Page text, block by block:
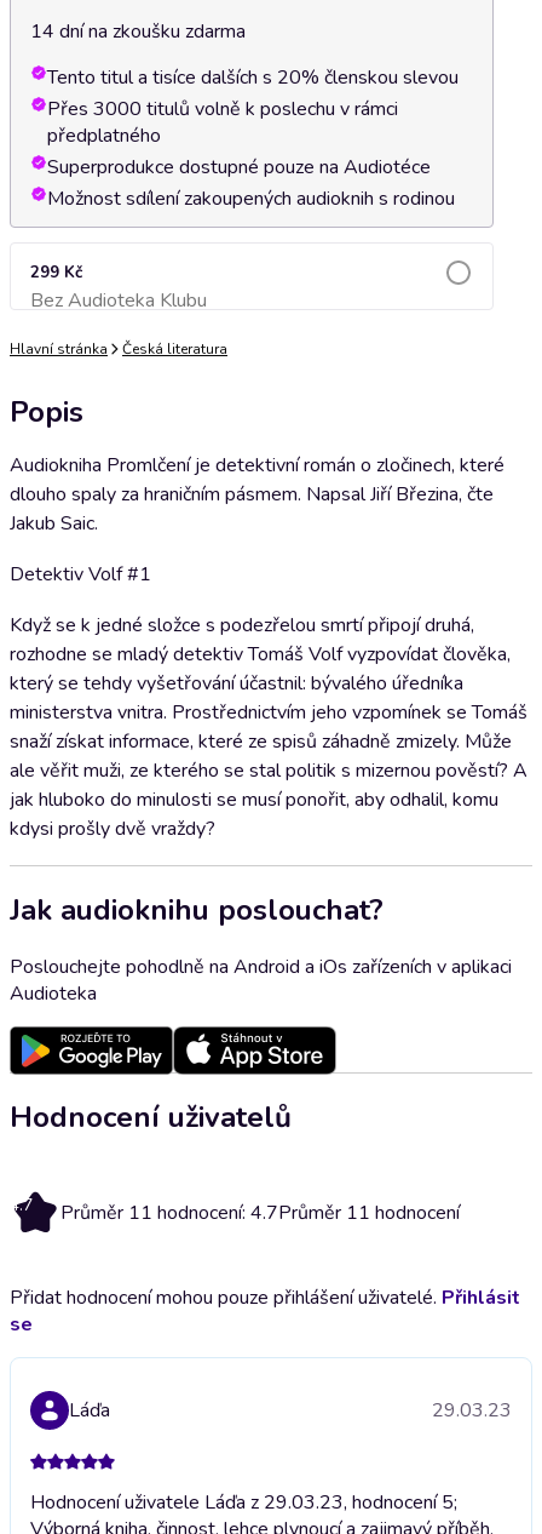
14 dní na zkoušku zdarma
Tento titul a tisíce dalších s 20% členskou slevou
Přes 3000 titulů volně k poslechu v rámci
předplatného
Superprodukce dostupné pouze na Audiotéce
Možnost sdílení zakoupených audioknih s rodinou
299 Kč
Bez Audioteka KlubuPřidat do košíku
Hlavní stránka Česká literatura
Popis
Audiokniha Promlčení je detektivní román o zločinech, které
dlouho spaly za hraničním pásmem. Napsal Jiří Březina, čte
Jakub Saic.
Detektiv Volf #1
Když se k jedné složce s podezřelou smrtí připojí druhá,
rozhodne se mladý detektiv Tomáš Volf vyzpovídat člověka,
který se tehdy vyšetřování účastnil: bývalého úředníka
ministerstva vnitra. Prostřednictvím jeho vzpomínek se Tomáš
snaží získat informace, které ze spisů záhadně zmizely. Může
ale věřit muži, ze kterého se stal politik s mizernou pověstí? A
jak hluboko do minulosti se musí ponořit, aby odhalil, komu
kdysi prošly dvě vraždy?
Jak audioknihu poslouchat?
Poslouchejte pohodlně na Android a iOs zařízeních v aplikaci
Audioteka
Hodnocení uživatelů
4.7 Průměr 11 hodnocení: 4.7Průměr 11 hodnocení
Přidat hodnocení mohou pouze přihlášení uživatelé. Přihlásit
se
Láďa 29.03.23
Hodnocení uživatele Láďa z 29.03.23, hodnocení 5;